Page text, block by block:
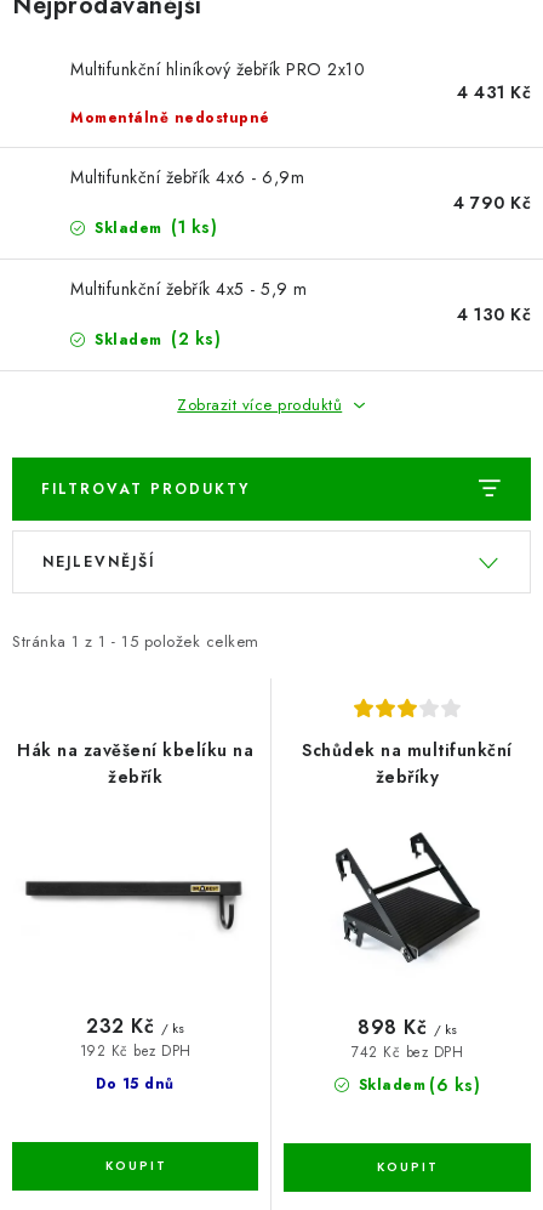
PARKOVACÍ BLOKÁDY
AKCE A SLEVY
NOVINKY
HODNOCENÍ OBCHODU
BLOG
Kontakty Hodnocení obchodu
Často kladené dotazy
Ochrana osobních údajú
Cookies
Bezpečnostní certifikáty Moje objednávka
Multifunkční hliníkový žebřík PRO 2x10
Momentálně nedostupné
4 431 Kč
Multifunkční žebřík 4x6 - 6,9m
Skladem (1 ks)
4 790 Kč
Multifunkční žebřík 4x5 - 5,9 m
Skladem (2 ks)
4 130 Kč
Zobrazit více produktů
FILTROVAT PRODUKTY
V
i
r
k
Stránka 1 z 1 - 15 položek celkem
Ř
e
p
u
NEJLEVNĚJŠÍ
Hák na zavěšení kbelíku na
žebřík
Do 15 dnů
192 Kč bez DPH
232 Kč / ks
Schůdek na multifunkční
žebříky
Skladem (6 ks)
742 Kč bez DPH
898 Kč / ks